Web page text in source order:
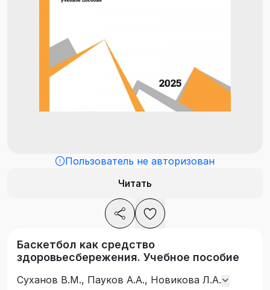
Пользователь не авторизован
Читать
Баскетбол как средство
здоровьесбережения. Учебное пособие
Суханов В.М., Пауков А.А., Новикова Л.А.